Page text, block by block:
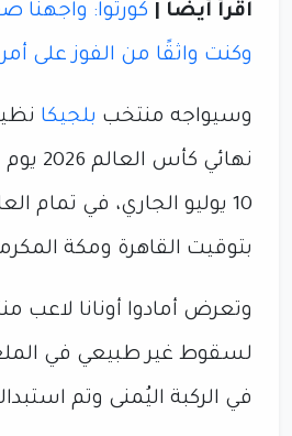
اقرأ أيضًا |
كورتوا: واجهنا
وكنت واثقًا من الفوز على
وسيواجه منتخب بلجيكا
نهائي
10 يوليو الجاري، في تمام
بتوقيت القاهرة ومكة
وتعرض أمادوا أونانا لاعب
لسقوط غير طبيعي في
في الركبة اليُمنى وتم